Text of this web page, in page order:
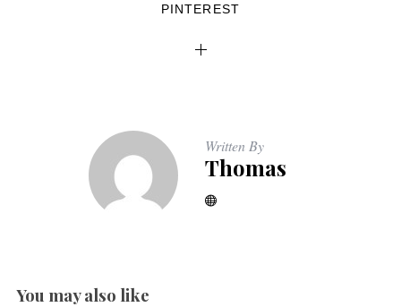
PINTEREST
Written By
Thomas
You may also like